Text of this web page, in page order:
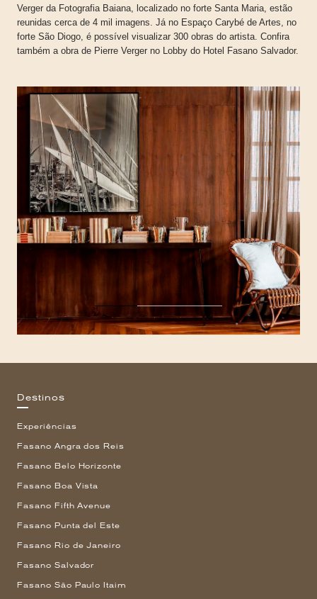
Verger da Fotografia Baiana, localizado no forte Santa Maria, estão
reunidas cerca de 4 mil imagens. Já no Espaço Carybé de Artes, no
forte São Diogo, é possível visualizar 300 obras do artista. Confira
também a obra de Pierre Verger no Lobby do Hotel Fasano Salvador.
Destinos
Experiências
Fasano Angra dos Reis
Fasano Belo Horizonte
Fasano Boa Vista
Fasano Fifth Avenue
Fasano Punta del Este
Fasano Rio de Janeiro
Fasano Salvador
Fasano São Paulo Itaim